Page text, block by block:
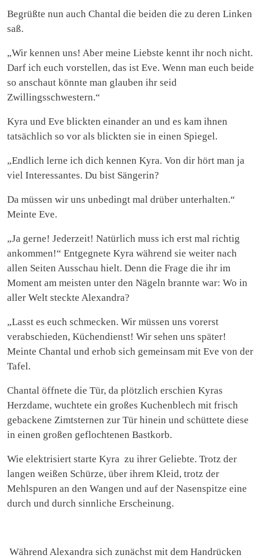
Begrüßte nun auch Chantal die beiden die zu deren Linken
saß.
„Wir kennen uns! Aber meine Liebste kennt ihr noch nicht.
Darf ich euch vorstellen, das ist Eve. Wenn man euch beide
so anschaut könnte man glauben ihr seid
Zwillingsschwestern.“
Kyra und Eve blickten einander an und es kam ihnen
tatsächlich so vor als blickten sie in einen Spiegel.
„Endlich lerne ich dich kennen Kyra. Von dir hört man ja
viel Interessantes. Du bist Sängerin?
Da müssen wir uns unbedingt mal drüber unterhalten.“
Meinte Eve.
„Ja gerne! Jederzeit! Natürlich muss ich erst mal richtig
ankommen!“ Entgegnete Kyra während sie weiter nach
allen Seiten Ausschau hielt. Denn die Frage die ihr im
Moment am meisten unter den Nägeln brannte war: Wo in
aller Welt steckte Alexandra?
„Lasst es euch schmecken. Wir müssen uns vorerst
verabschieden, Küchendienst! Wir sehen uns später!
Meinte Chantal und erhob sich gemeinsam mit Eve von der
Tafel.
Chantal öffnete die Tür, da plötzlich erschien Kyras
Herzdame, wuchtete ein großes Kuchenblech mit frisch
gebackene Zimtsternen zur Tür hinein und schüttete diese
in einen großen geflochtenen Bastkorb.
Wie elektrisiert starte Kyra zu ihrer Geliebte. Trotz der
langen weißen Schürze, über ihrem Kleid, trotz der
Mehlspuren an den Wangen und auf der Nasenspitze eine
durch und durch sinnliche Erscheinung.
Während Alexandra sich zunächst mit dem Handrücken